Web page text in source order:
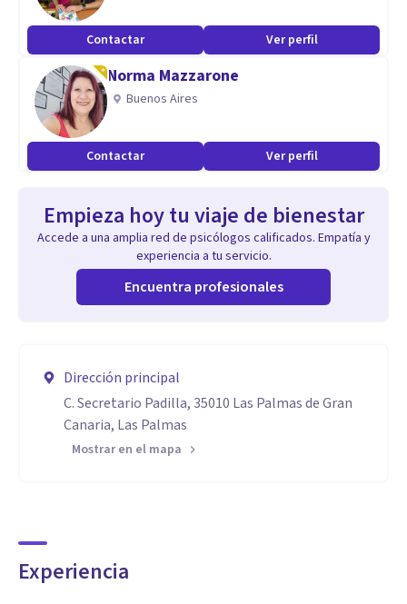
Contactar Ver perfil
Norma Mazzarone
Buenos Aires
Contactar Ver perfil
Empieza hoy tu viaje de bienestar
Accede a una amplia red de psicólogos calificados. Empatía y
experiencia a tu servicio.
Encuentra profesionales
Dirección principal
C. Secretario Padilla, 35010 Las Palmas de Gran
Canaria, Las Palmas
Mostrar en el mapa
Experiencia